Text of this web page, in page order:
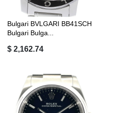
Bulgari BVLGARI BB41SCH
Bulgari Bulga...
$ 2,162.74